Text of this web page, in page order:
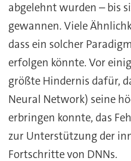
abgelehnt wurden – bis
gewannen. Viele
dass ein solcher
erfolgen könnte. Vor
größte Hindernis dafür,
Neural Network) seine
erbringen konnte, das
zur Unterstützung der
Fortschritte von DNNs.